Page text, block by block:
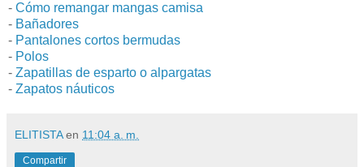
- Cómo remangar mangas camisa
- Bañadores
- Pantalones cortos bermudas
- Polos
- Zapatillas de esparto o alpargatas
- Zapatos náuticos
ELITISTA en 11:04 a. m.
Compartir